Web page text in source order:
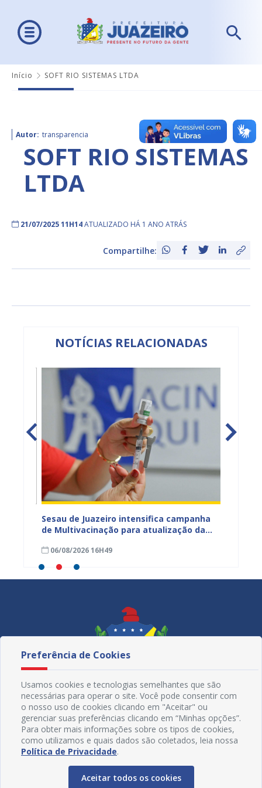
Início SOFT RIO SISTEMAS LTDA
Autor: transparencia
SOFT RIO SISTEMAS
LTDA
21/07/2025 11H14ATUALIZADO HÁ 1 ANO ATRÁS
Compartilhe:
NOTÍCIAS RELACIONADAS
Sesau de Juazeiro intensifica campanha
de Multivacinação para atualização da
06/08/2026 16H49
Redes Sociais
Preferência de Cookies
Usamos cookies e tecnologias semelhantes que são
necessárias para operar o site. Você pode consentir com
o nosso uso de cookies clicando em "Aceitar" ou
gerenciar suas preferências clicando em “Minhas opções”.
Para obter mais informações sobre os tipos de cookies,
como utilizamos e quais dados são coletados, leia nossa
Política de Privacidade.
Aceitar todos os cookies